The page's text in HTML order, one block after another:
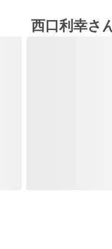
西口利幸さ